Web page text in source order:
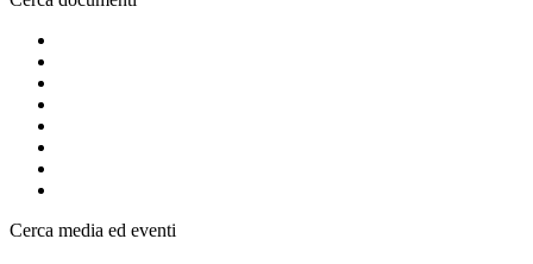
Cerca media ed eventi